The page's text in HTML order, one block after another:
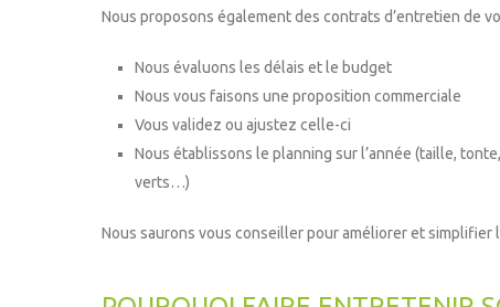
Nous proposons également des contrats d’entretien de
Nous évaluons les délais et le budget
Nous vous faisons une proposition commerciale
Vous validez ou ajustez celle-ci
Nous établissons le planning sur l’année (taille,
verts…)
Nous saurons vous conseiller pour améliorer et simplifier